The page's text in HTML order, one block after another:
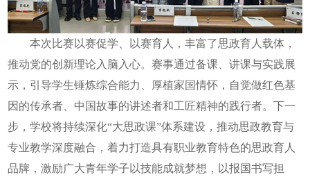
本次比赛以赛促学、以赛育人，丰富了思政育人载体，
推动党的创新理论入脑入心。赛事通过备课、讲课与实践展
示，引导学生锤炼综合能力、厚植家国情怀，自觉做红色基
因的传承者、中国故事的讲述者和工匠精神的践行者。下一
步，学校将持续深化“大思政课”体系建设，推动思政教育与
专业教学深度融合，着力打造具有职业教育特色的思政育人
品牌，激励广大青年学子以技能成就梦想，以报国书写担